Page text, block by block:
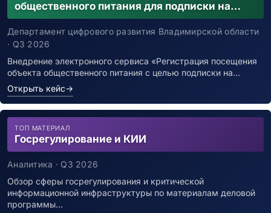
общественного питания для подписки на
уведомления о возможном контакте с
заболевшим новой коронавирусной
инфекцией
Департамент цифрового развития Владимирской области
· Q3 2026
Внедрение электронного сервиса «Регистрация посещения
объекта общественного питания с целью подписки на…
Открыть кейс→
ТОП МАТЕРИАЛ
Госрегулирование и КИИ
Аналитика · Q3 2026
Обзор сферы госрегулирования и критической
информационной инфраструктуры по материалам деловой
программы…